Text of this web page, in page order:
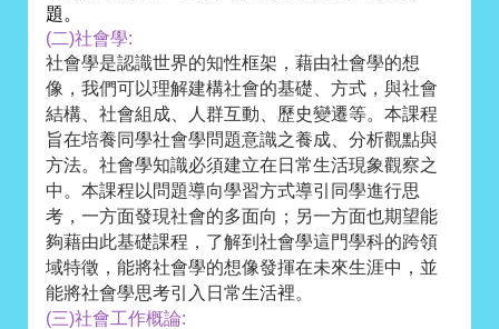
題。
(二)社會學:
社會學是認識世界的知性框架，藉由社會學的想
像，我們可以理解建構社會的基礎、方式，與社會
結構、社會組成、人群互動、歷史變遷等。本課程
旨在培養同學社會學問題意識之養成、分析觀點與
方法。社會學知識必須建立在日常生活現象觀察之
中。本課程以問題導向學習方式導引同學進行思
考，一方面發現社會的多面向；另一方面也期望能
夠藉由此基礎課程，了解到社會學這門學科的跨領
域特徵，能將社會學的想像發揮在未來生涯中，並
能將社會學思考引入日常生活裡。
(三)社會工作概論: